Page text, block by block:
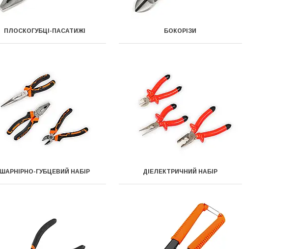
ПЛОСКОГУБЦІ-ПАСАТИЖІ БОКОРІЗИ
ШАРНІРНО-ГУБЦЕВИЙ НАБІР ДІЕЛЕКТРИЧНИЙ НАБІР